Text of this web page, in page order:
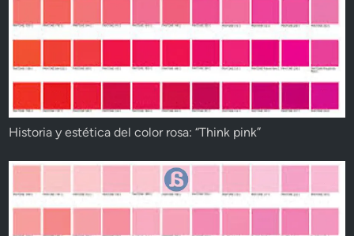
Historia y estética del color rosa: “Think pink”